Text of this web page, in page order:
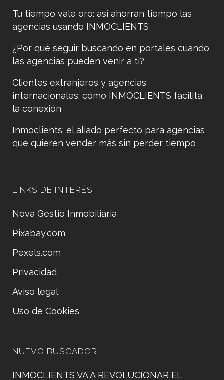
Tu tiempo vale oro: así ahorran tiempo las
agencias usando INMOCLIENTS
¿Por qué seguir buscando en portales cuando
las agencias pueden venir a ti?
Clientes extranjeros y agencias
internacionales: cómo INMOCLIENTS facilita
la conexión
Inmoclients: el aliado perfecto para agencias
que quieren vender más sin perder tiempo
LINKS DE INTERÉS
Nova Gestio Inmobiliaria
Pixabay.com
Pexels.com
Privacidad
Aviso legal
Uso de Cookies
NUEVO BUSCADOR
INMOCLIENTS VA A REVOLUCIONAR EL